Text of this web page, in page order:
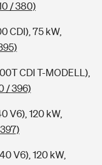
/ 380)
CDI), 75 kW,
CDI T-MODELL),
/ 396)
V6), 120 kW,
V6), 120 kW,